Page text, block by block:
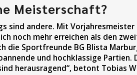
Meisterschaft?
sind andere. Mit
noch mehr erreichen als den
die Sportfreunde BG Blista
und hochklassige Partien.
herausragend“, betont Tobias